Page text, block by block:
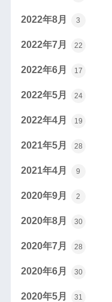
2022年8月 3
2022年7月 22
2022年6月 17
2022年5月 24
2022年4月 19
2021年5月 28
2021年4月 9
2020年9月 2
2020年8月 30
2020年7月 28
2020年6月 30
2020年5月 31